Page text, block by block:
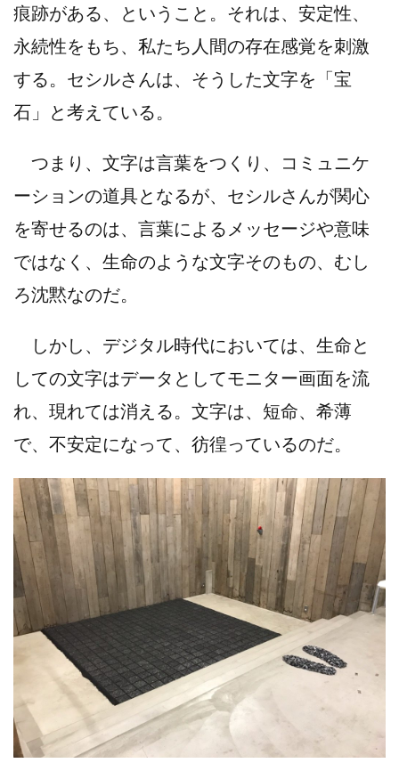
痕跡がある、ということ。それは、安定性、
永続性をもち、私たち人間の存在感覚を刺激
する。セシルさんは、そうした文字を「宝
石」と考えている。
つまり、文字は言葉をつくり、コミュニケ
ーションの道具となるが、セシルさんが関心
を寄せるのは、言葉によるメッセージや意味
ではなく、生命のような文字そのもの、むし
ろ沈黙なのだ。
しかし、デジタル時代においては、生命と
しての文字はデータとしてモニター画面を流
れ、現れては消える。文字は、短命、希薄
で、不安定になって、彷徨っているのだ。